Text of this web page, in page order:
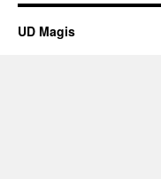
UD Magis